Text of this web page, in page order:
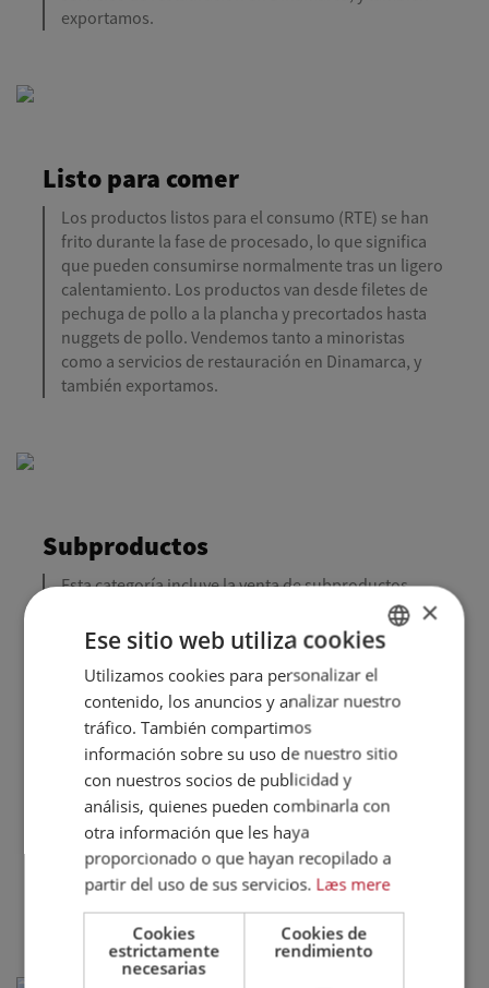
exportamos.
Listo para comer
Los productos listos para el consumo (RTE) se han
frito durante la fase de procesado, lo que significa
que pueden consumirse normalmente tras un ligero
calentamiento. Los productos van desde filetes de
pechuga de pollo a la plancha y precortados hasta
nuggets de pollo. Vendemos tanto a minoristas
como a servicios de restauración en Dinamarca, y
también exportamos.
Subproductos
Esta categoría incluye la venta de subproductos
destinados principalmente a fines distintos del
consumo humano, como plumas, despojos y
producción de piensos y biocombustibles, entre
otras cosas, en línea con nuestra ambición de
utilizar y aumentar el valor del animal entero. Esto
minimiza el desperdicio de alimentos, reduce la
huella de carbono y aumenta la rentabilidad. Una
parte significativa de los subproductos que
producimos se procesa en nuestra empresa
conjunta Farmfood.
Nuestro objetivo es aprovechar todo el potencial
del pollo.
DANISH
ENGLISH
SPANISH
×
Ese sitio web utiliza cookies
Utilizamos cookies para personalizar el
contenido, los anuncios y analizar nuestro
tráfico. También compartimos
información sobre su uso de nuestro sitio
con nuestros socios de publicidad y
análisis, quienes pueden combinarla con
otra información que les haya
proporcionado o que hayan recopilado a
partir del uso de sus servicios. Læs mere
Cookies
estrictamente
necesarias
Cookies de
rendimiento